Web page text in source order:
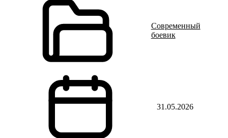
Современный
боевик
31.05.2026